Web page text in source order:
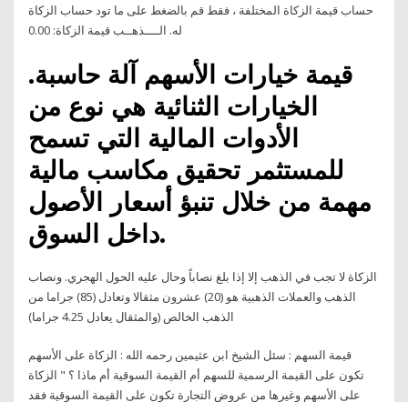
حساب قيمة الزكاة المختلفة ، فقط قم بالضغط على ما تود حساب الزكاة
له. الــــذهــب قيمة الزكاة: 0.00
قيمة خيارات الأسهم آلة حاسبة.
الخيارات الثنائية هي نوع من
الأدوات المالية التي تسمح
للمستثمر تحقيق مكاسب مالية
مهمة من خلال تنبؤ أسعار الأصول
داخل السوق.
الزكاة لا تجب في الذهب إلا إذا بلغ نصاباً وحال عليه الحول الهجري. ونصاب
الذهب والعملات الذهبية هو ‏(‏‏20‏‏)‏ عشرون مثقالا وتعادل ‏(‏‏85‏‏)‏ جراما من
الذهب الخالص ‏(‏والمثقال يعادل ‏4.25‏ جراما‏)‏
قيمة السهم : سئل الشيخ ابن عثيمين رحمه الله : الزكاة على الأسهم
تكون على القيمة الرسمية للسهم أم القيمة السوقية أم ماذا ؟ " الزكاة
على الأسهم وغيرها من عروض التجارة تكون على القيمة السوقية فقد